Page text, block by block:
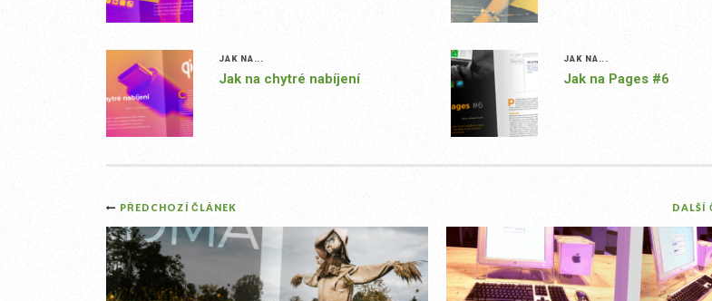
JAK NA...
Jak na chytré nabíjení
JAK NA...
Jak na Pages #6
Post
navigation
DALŠÍ
PŘEDCHOZÍ ČLÁNEK